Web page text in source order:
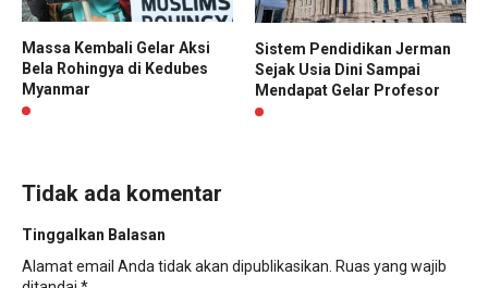
Massa Kembali Gelar Aksi
Bela Rohingya di Kedubes
Myanmar
Sistem Pendidikan Jerman
Sejak Usia Dini Sampai
Mendapat Gelar Profesor
Tidak ada komentar
Tinggalkan Balasan
Alamat email Anda tidak akan dipublikasikan. Ruas yang wajib